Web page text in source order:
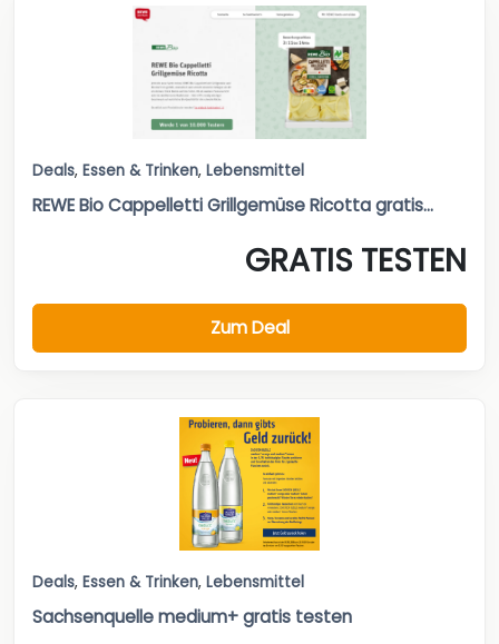
Deals, Essen & Trinken, Lebensmittel
REWE Bio Cappelletti Grillgemüse Ricotta gratis...
GRATIS TESTEN
Zum Deal
Deals, Essen & Trinken, Lebensmittel
Sachsenquelle medium+ gratis testen